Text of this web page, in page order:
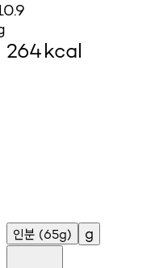
264kcal
인분 (65g) g